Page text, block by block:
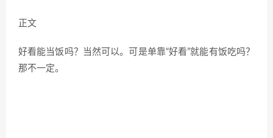
正文
好看能当饭吗？当然可以。可是单靠“好看”就能有饭吃吗？
那不一定。